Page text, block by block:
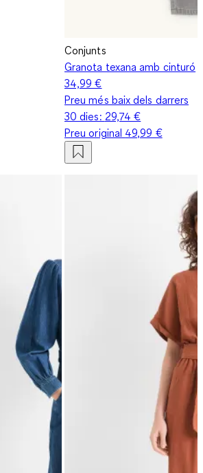
Conjunts
Granota texana amb cinturó
34,99 €
Preu més baix dels darrers
30 dies: 29,74 €
Preu original 49,99 €